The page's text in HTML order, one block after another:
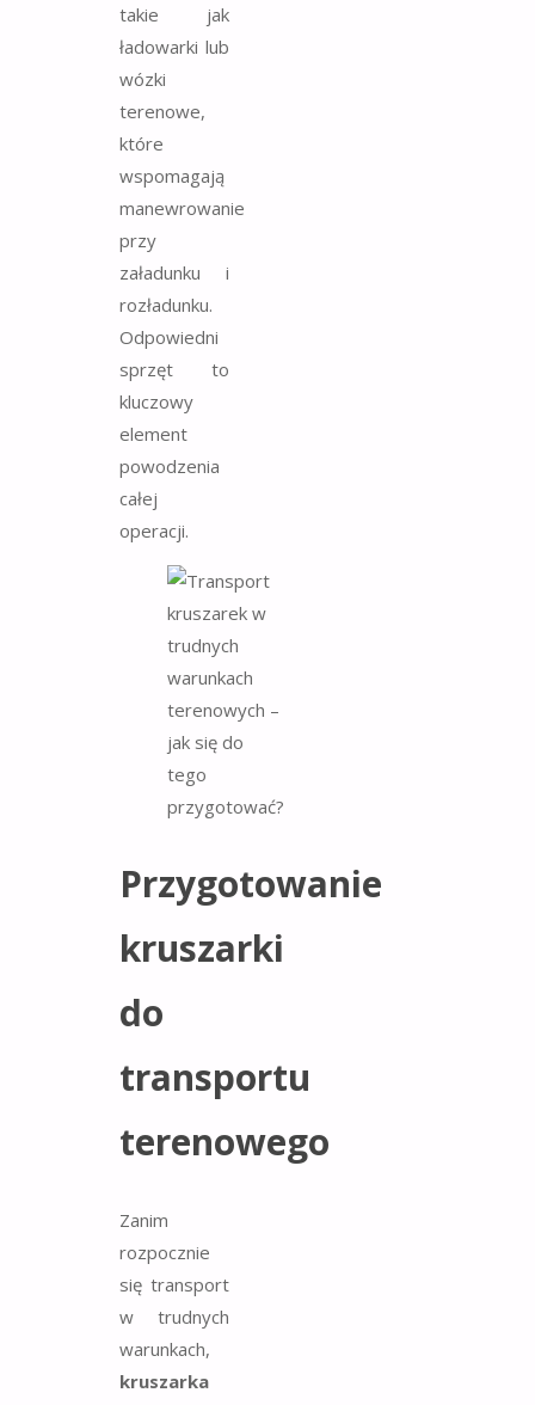
takie jak
ładowarki lub
wózki
terenowe,
które
wspomagają
manewrowanie
przy
załadunku i
rozładunku.
Odpowiedni
sprzęt to
kluczowy
element
powodzenia
całej
operacji.
Przygotowanie
kruszarki
do
transportu
terenowego
Zanim
rozpocznie
się transport
w trudnych
warunkach,
kruszarka